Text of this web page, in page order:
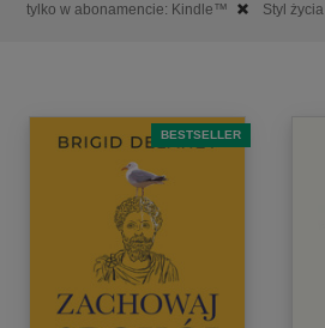
tylko w abonamencie: Kindle™ Styl życia
BESTSELLER